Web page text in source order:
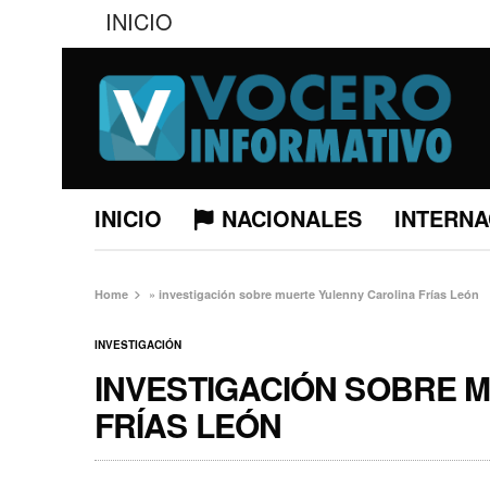
INICIO
INICIO NACIONALES
Home »investigación sobre muerte Yulenny Carolina Frías León
INVESTIGACIÓN
INVESTIGACIÓN SOBRE
FRÍAS LEÓN